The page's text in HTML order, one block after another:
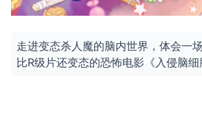
走进变态杀人魔的脑内世界，体会一
比R级片还变态的恐怖电影《入侵脑细